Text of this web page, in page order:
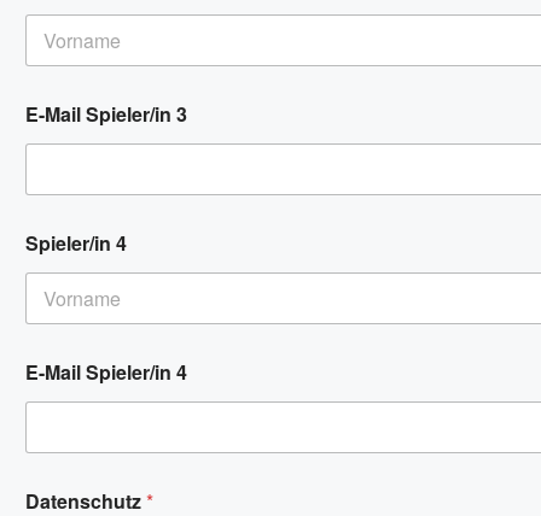
Vorname
E-Mail Spieler/in 3
Spieler/in 4
Vorname
E-Mail Spieler/in 4
Datenschutz*